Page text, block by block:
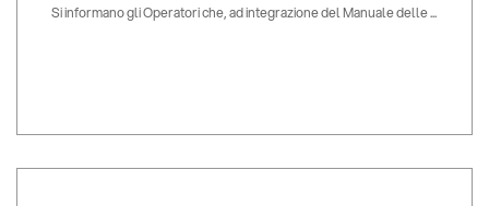
Si informano gli Operatori che, ad integrazione del Manuale delle ...